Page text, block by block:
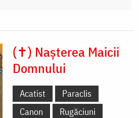
(✝) Nașterea Maicii
Domnului
Acatist
Paraclis
Canon
Rugăciuni